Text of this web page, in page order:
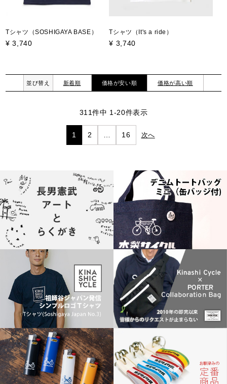
Tシャツ（SOSHIGAYA BASE）
¥ 3,740
Tシャツ（It's a ride）
¥ 3,740
並び替え 新着順 価格が安い順 価格が高い順
311件中 1 -20件表示
1 2 16